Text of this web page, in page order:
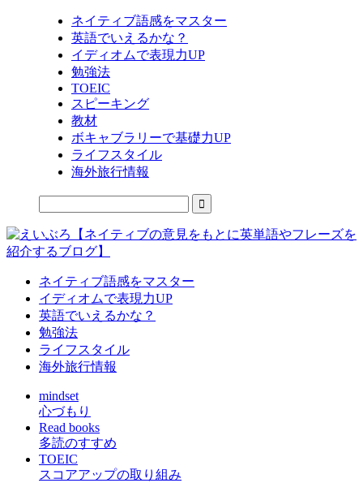
ネイティブ語感をマスター
英語でいえるかな？
イディオムで表現力UP
勉強法
TOEIC
スピーキング
教材
ボキャブラリーで基礎力UP
ライフスタイル
海外旅行情報
ネイティブ語感をマスター
イディオムで表現力UP
英語でいえるかな？
勉強法
ライフスタイル
海外旅行情報
mindset
心づもり
Read books
多読のすすめ
TOEIC
スコアアップの取り組み